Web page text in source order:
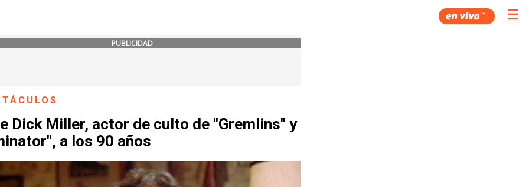
☰
PUBLICIDAD
Dick Miller, actor de culto de "Gremlins" y
a los 90 años